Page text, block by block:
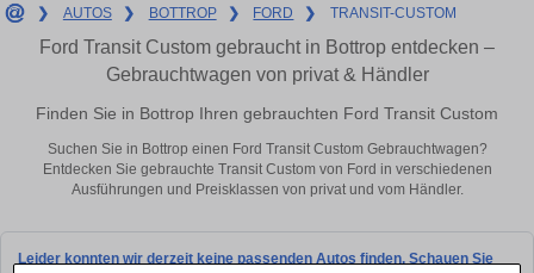
❯ AUTOS ❯ BOTTROP ❯ FORD ❯ TRANSIT-CUSTOM
Ford Transit Custom gebraucht in Bottrop entdecken –
Gebrauchtwagen von privat & Händler
Finden Sie in Bottrop Ihren gebrauchten Ford Transit Custom
Suchen Sie in Bottrop einen Ford Transit Custom Gebrauchtwagen?
Entdecken Sie gebrauchte Transit Custom von Ford in verschiedenen
Ausführungen und Preisklassen von privat und vom Händler.
Leider konnten wir derzeit keine passenden Autos finden. Schauen Sie